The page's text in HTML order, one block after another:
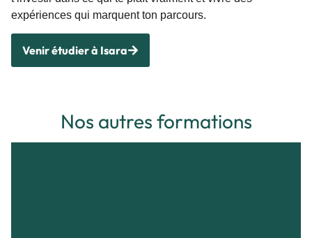
expériences qui marquent ton parcours.
Venir étudier à Isara
Nos autres formations